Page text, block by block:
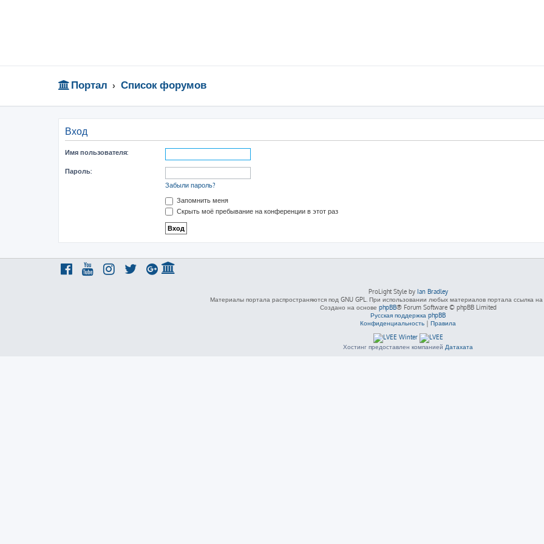
Портал Список форумов
Вход
Имя пользователя:
Пароль:
Забыли пароль?
Запомнить меня
Скрыть моё пребывание на конференции в этот раз
ProLight Style by Ian Bradley
Материалы портала распространяются под GNU GPL. При использовании любых материалов портала ссылка на
Создано на основе phpBB® Forum Software © phpBB Limited
Русская поддержка phpBB
Конфиденциальность | Правила
Хостинг предоставлен компанией Датахата